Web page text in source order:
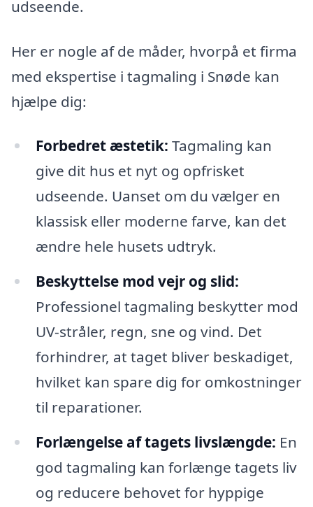
udseende.
Her er nogle af de måder, hvorpå et firma
med ekspertise i tagmaling i Snøde kan
hjælpe dig:
Forbedret æstetik: Tagmaling kan
give dit hus et nyt og opfrisket
udseende. Uanset om du vælger en
klassisk eller moderne farve, kan det
ændre hele husets udtryk.
Beskyttelse mod vejr og slid:
Professionel tagmaling beskytter mod
UV-stråler, regn, sne og vind. Det
forhindrer, at taget bliver beskadiget,
hvilket kan spare dig for omkostninger
til reparationer.
Forlængelse af tagets livslængde: En
god tagmaling kan forlænge tagets liv
og reducere behovet for hyppige